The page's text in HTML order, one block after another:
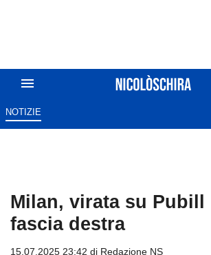
NOTIZIE
Milan, virata su Pubill
fascia destra
15.07.2025 23:42 di Redazione NS